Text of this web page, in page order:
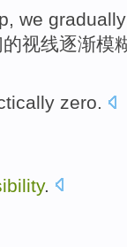
we gradually
的视线逐渐模
zero.
.